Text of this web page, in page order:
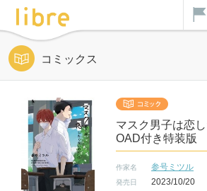
コミックス
マスク男子は恋
OAD付き特装版
作家名 参号ミツル
発売日 2023/10/20